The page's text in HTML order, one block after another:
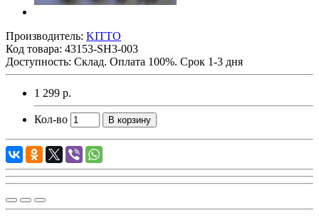
Производитель: KITTO
Код товара: 43153-SH3-003
Доступность: Склад. Оплата 100%. Срок 1-3 дня
1 299 р.
Кол-во В корзину